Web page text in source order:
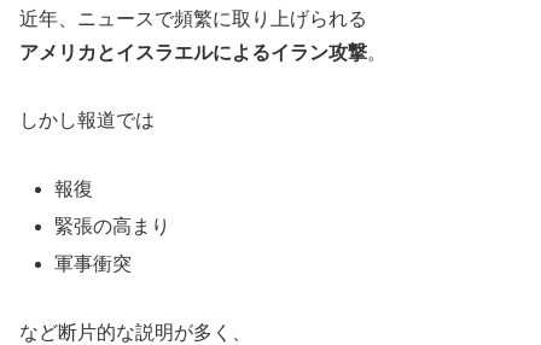
近年、ニュースで頻繁に取り上げられる
アメリカとイスラエルによるイラン攻撃。
しかし報道では
報復
緊張の高まり
軍事衝突
など断片的な説明が多く、